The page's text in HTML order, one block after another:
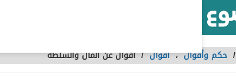
/ حكم وأقوال،أقوال /أقوال عن المال والسلطة